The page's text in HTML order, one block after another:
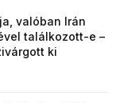
valóban Irán
találkozott-e –
ki